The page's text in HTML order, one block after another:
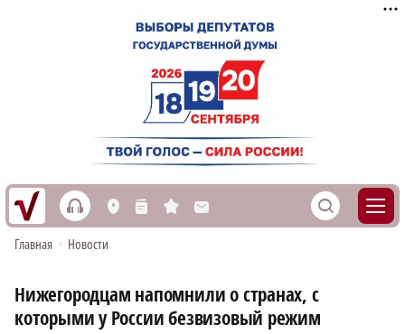
h L n s M S
Главная • Новости
Нижегородцам напомнили о странах, с
которыми у России безвизовый режим